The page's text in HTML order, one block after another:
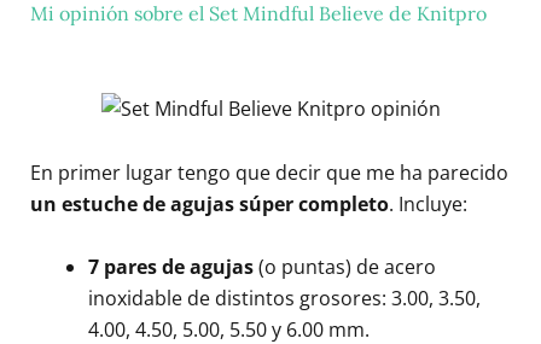
Mi opinión sobre el Set Mindful Believe de Knitpro
En primer lugar tengo que decir que me ha parecido
un estuche de agujas súper completo. Incluye:
7 pares de agujas(o puntas) de acero
inoxidable de distintos grosores: 3.00, 3.50,
4.00, 4.50, 5.00, 5.50 y 6.00 mm.